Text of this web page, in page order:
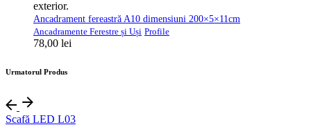
Ancadrament fereastră A10 dimensiuni 200×5×11cm
Ancadramente Ferestre și Uși Profile
78,00 lei
Urmatorul Produs
Scafă LED L03